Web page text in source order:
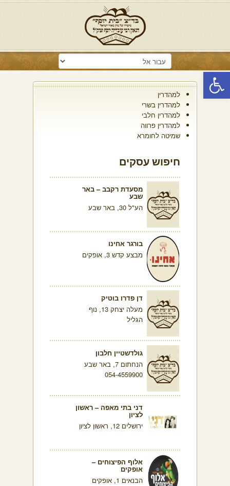
פתח סרגל נגישות
למהדרין
למהדרין בשרי
למהדרין חלבי
למהדרין פרווה
שמיטה לחומרא
חיפוש עסקים
מסעדת רקבב – באר
שבע
הע"ל 30, באר שבע
בורגר אחינו
מבצע קדש 3, אופקים
דן פדרו בוטיק
מעלה יצחק 13, נוף
הגליל
גולדשטיין חלבון
הנחתום 7, באר שבע
054-4559900
דני בתי מאפה – ראשון
לציון
ירושלים 12, ראשון לציון
אלוף הפיצוחים –
אופקים
הבנאים 1, אופקים